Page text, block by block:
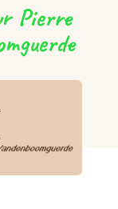
Pierre